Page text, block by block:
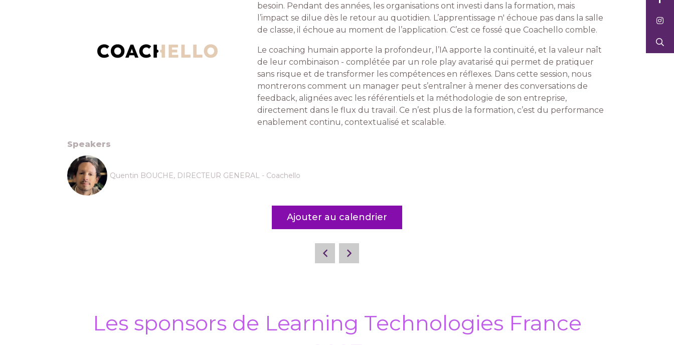
besoin. Pendant des années, les organisations ont investi dans la formation, mais
l’impact se dilue dès le retour au quotidien. L’apprentissage n' échoue pas dans la salle
de classe, il échoue au moment de l’application. C’est ce fossé que Coachello comble.
Le coaching humain apporte la profondeur, l’IA apporte la continuité, et la valeur naît
de leur combinaison - complétée par un role play avatarisé qui permet de pratiquer
sans risque et de transformer les compétences en réflexes. Dans cette session, nous
montrerons comment un manager peut s’entraîner à mener des conversations de
feedback, alignées avec les référentiels et la méthodologie de son entreprise,
directement dans le flux du travail. Ce n’est plus de la formation, c’est du performance
enablement continu, contextualisé et scalable.
Speakers
Quentin BOUCHE, DIRECTEUR GENERAL - Coachello
Ajouter au calendrier
Les sponsors de Learning Technologies France